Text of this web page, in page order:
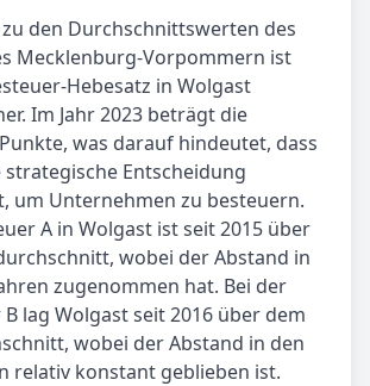
den Durchschnittswerten des
Mecklenburg-Vorpommern ist
Hebesatz in Wolgast
Im Jahr 2023 beträgt die
was darauf hindeutet, dass
strategische Entscheidung
um Unternehmen zu besteuern.
A in Wolgast ist seit 2015 über
wobei der Abstand in
zugenommen hat. Bei der
lag Wolgast seit 2016 über dem
wobei der Abstand in den
relativ konstant geblieben ist.